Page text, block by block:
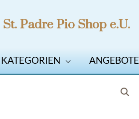
St. Padre Pio Shop e.U.
KATEGORIEN ANGEBOTE